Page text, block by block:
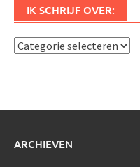
IK SCHRIJF OVER:
Ik
ARCHIEVEN